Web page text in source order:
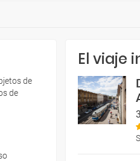
de
de
El viaje